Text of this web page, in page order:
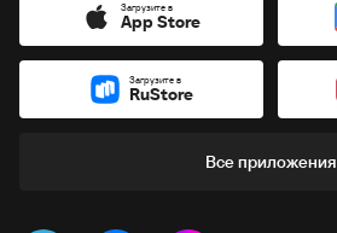
Загрузите в
App Store
Загрузите в
RuStore
Все приложения